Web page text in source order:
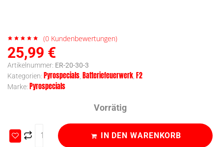
(0 Kundenbewertungen)
25,99 €
Artikelnummer: ER-20-30-3
Kategorien: Pyrospecials Batteriefeuerwerk F2
Marke: Pyrospecials
Vorrätig
IN DEN WARENKORB